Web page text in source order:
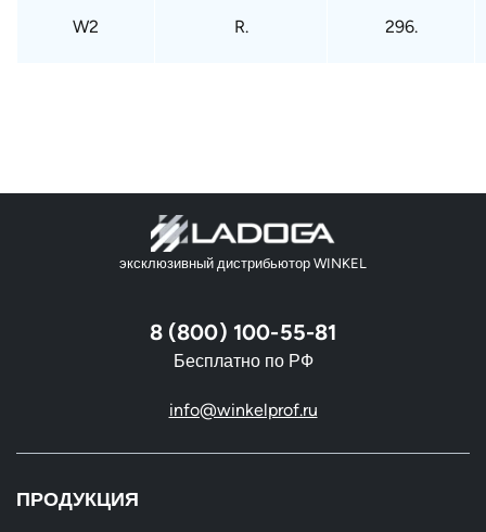
W2 R. 296.
эксклюзивный дистрибьютор WINKEL
8 (800) 100-55-81
Бесплатно по РФ
info@winkelprof.ru
ПРОДУКЦИЯ